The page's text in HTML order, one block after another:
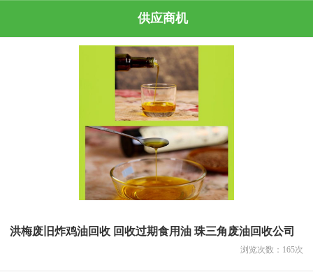
供应商机
洪梅废旧炸鸡油回收 回收过期食用油 珠三角废油回收公司
浏览次数： 165次